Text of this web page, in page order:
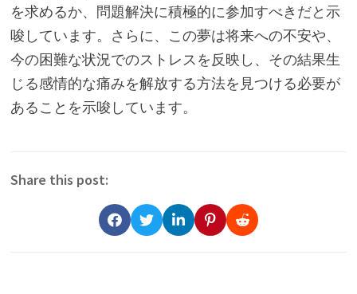
を求めるか、問題解決に積極的に参加すべきだと示
唆しています。さらに、この夢は将来への不安や、
今の困難な状況でのストレスを反映し、その結果生
じる感情的な痛みを解放する方法を見つける必要が
あることを示唆しています。
Share this post: